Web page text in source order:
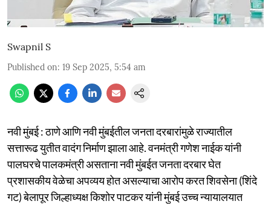
Swapnil S
Published on: 19 Sep 2025, 5:54 am
नवी मुंबई : ठाणे आणि नवी मुंबईतील जनता दरबारांमुळे राज्यातील
सत्तारूढ युतीत वादंग निर्माण झाला आहे. वनमंत्री गणेश नाईक यांनी
पालघरचे पालकमंत्री असताना नवी मुंबईत जनता दरबार घेत
प्रशासकीय वेळेचा अपव्यय होत असल्याचा आरोप करत शिवसेना (शिंदे
गट) बेलापूर जिल्हाध्यक्ष किशोर पाटकर यांनी मुंबई उच्च न्यायालयात